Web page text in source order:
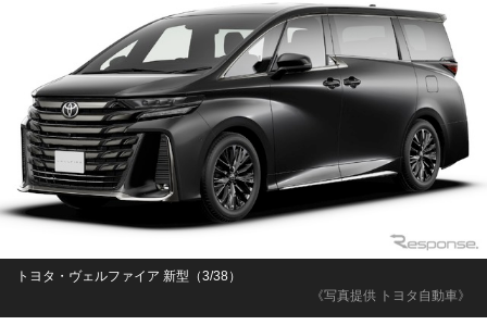
《写真提供 トヨタ自動車》
トヨタ・ヴェルファイア 新型（3/38）